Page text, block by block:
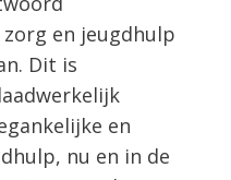
en jeugdhulp
Dit is
en
nu en in de